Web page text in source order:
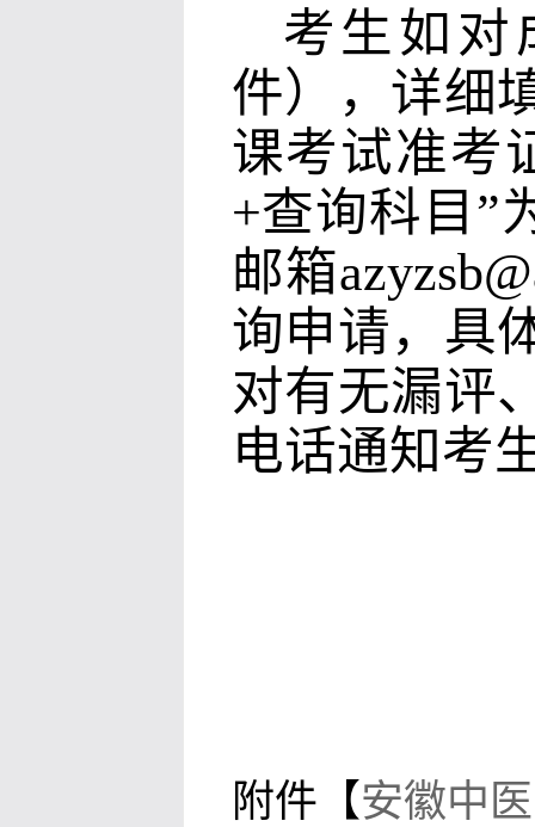
考生如对
件），详细
课考试准考
+查询科目 ”
邮箱
询申请，具
对有无漏评
电话通知考
附件【安徽中